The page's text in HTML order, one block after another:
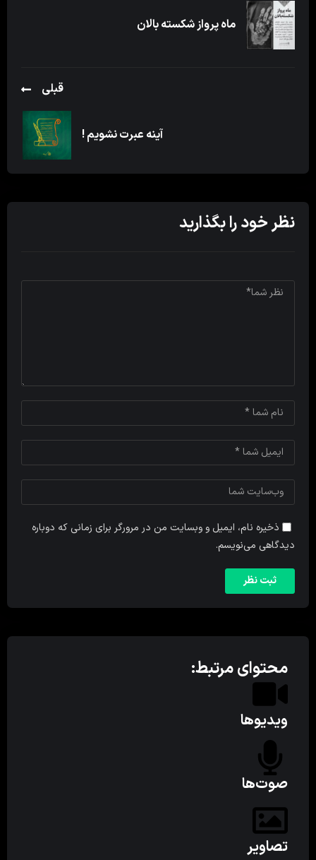
ماه پرواز شکسته بالان
قبلی
آینه عبرت نشویم !
نظر خود را بگذارید
ذخیره نام، ایمیل و وبسایت من در مرورگر برای زمانی که دوباره
دیدگاهی می‌نویسم.
محتوای مرتبط:
ویدیوها
صوت‌ها
تصاویر